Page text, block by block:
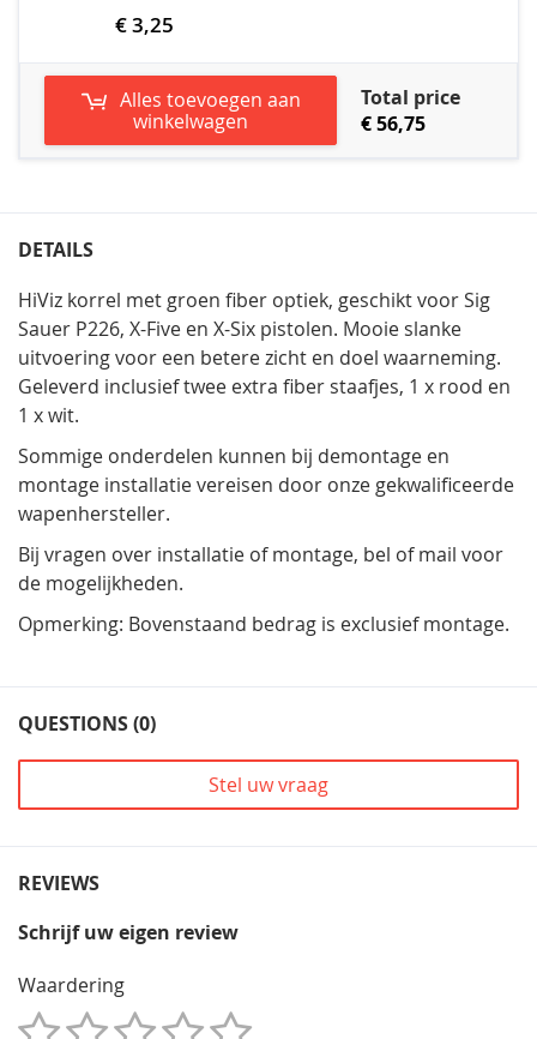
€ 3,25
Alles toevoegen aan
winkelwagen
Total price
€ 56,75
DETAILS
HiViz korrel met groen fiber optiek, geschikt voor Sig
Sauer P226, X-Five en X-Six pistolen. Mooie slanke
uitvoering voor een betere zicht en doel waarneming.
Geleverd inclusief twee extra fiber staafjes, 1 x rood en
1 x wit.
Sommige onderdelen kunnen bij demontage en
montage installatie vereisen door onze gekwalificeerde
wapenhersteller.
Bij vragen over installatie of montage, bel of mail voor
de mogelijkheden.
Opmerking: Bovenstaand bedrag is exclusief montage.
QUESTIONS (0)
Stel uw vraag
REVIEWS
Schrijf uw eigen review
Waardering